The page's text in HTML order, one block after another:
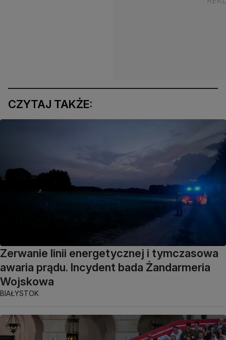
CZYTAJ TAKŻE:
Zerwanie linii energetycznej i tymczasowa
awaria prądu. Incydent bada Żandarmeria
Wojskowa
BIAŁYSTOK